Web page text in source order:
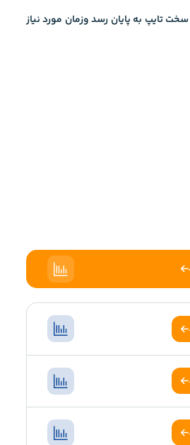
تایپ به پایان رسد وزمان مورد نیاز